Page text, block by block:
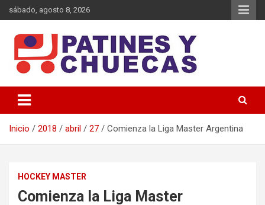
Saltar
al
sábado, agosto 8, 2026
Patines y Chuecas
Inicio 2018 abril 27 Comienza la Liga Master Argentina
HOCKEY MASTER
Comienza la Liga Master